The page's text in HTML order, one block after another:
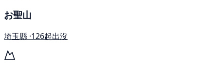
お聖山
埼玉縣 ·126起出沒